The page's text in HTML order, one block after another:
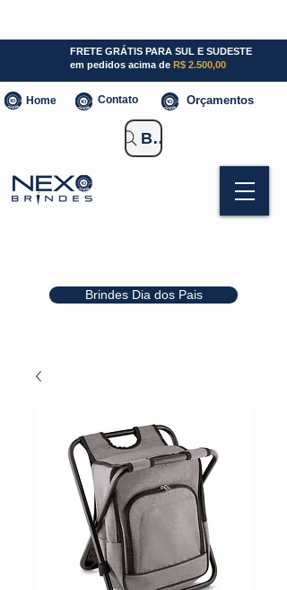
Brindes Dia dos Pais
FRETE GRÁTIS PARA SUL E SUDESTE
em pedidos acima de R$ 2.500,00
Home Contato Orçamentos
Buscar Brindes